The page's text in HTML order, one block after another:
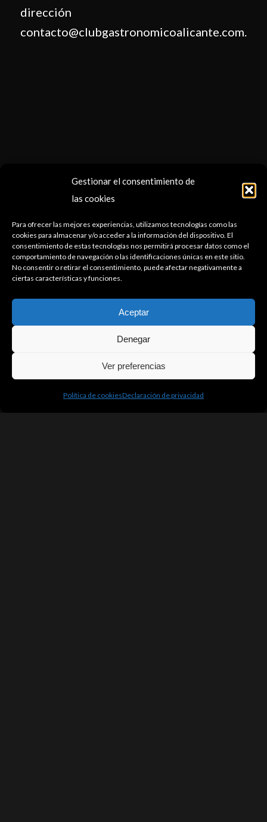
Gestionar el consentimiento de
las cookies
Para ofrecer las mejores experiencias, utilizamos tecnologías como las
cookies para almacenar y/o acceder a la información del dispositivo. El
consentimiento de estas tecnologías nos permitirá procesar datos como el
comportamiento de navegación o las identificaciones únicas en este sitio.
No consentir o retirar el consentimiento, puede afectar negativamente a
ciertas características y funciones.
Aceptar
Denegar
Ver preferencias
Política de cookiesDeclaración de privacidad
dirección
contacto@clubgastronomicoalicante.com.